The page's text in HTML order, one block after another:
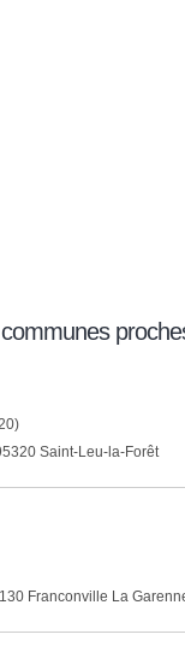
Saint-Leu-la-Forêt
Franconville La